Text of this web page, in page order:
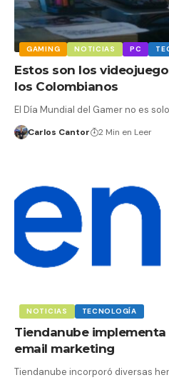
GAMING NOTICIAS PC
Estos son los
los Colombianos
El Día Mundial del Gamer no es
Carlos Cantor 2 Min en Leer
NOTICIAS TECNOLOGÍA
Tiendanube
email marketing
Tiendanube incorporó diversas